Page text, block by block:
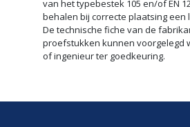
van het typebestek 105 en/of EN
behalen bij correcte plaatsing een
De technische fiche van de
proefstukken kunnen voorgelegd
of ingenieur ter goedkeuring.